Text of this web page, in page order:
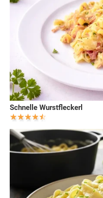
Schnelle Wurstfleckerl